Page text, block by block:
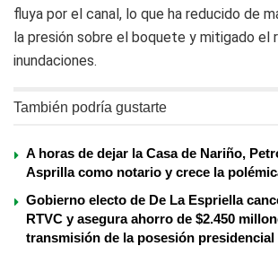
fluya por el canal, lo que ha reducido de
la presión sobre el boquete y mitigado el
inundaciones.
También podría gustarte
A horas de dejar la Casa de Nariño,
Asprilla como notario y crece la
Gobierno electo de De La Espriella
RTVC y asegura ahorro de $2.450
transmisión de la posesión presidencial